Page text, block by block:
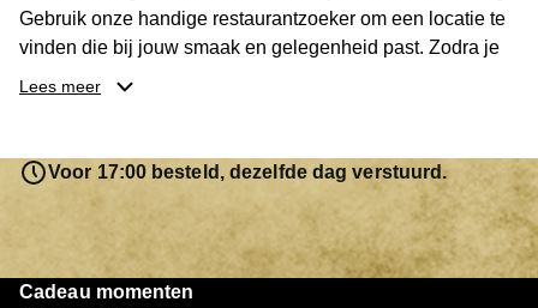
Gebruik onze handige restaurantzoeker om een locatie te
vinden die bij jouw smaak en gelegenheid past. Zodra je
je keuze hebt gemaakt, kun je eenvoudig reserveren en na
resterende bedrag blijft gewoon op de bon staan en kan
later worden gebruikt. Zo geniet je keer op keer van
bijzondere eetmomenten.
Lees meer
Voor 17:00 besteld, dezelfde dag verstuurd.
Cadeau momenten